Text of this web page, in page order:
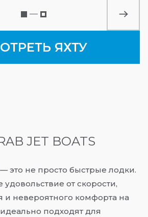
ЯХТУ
ЯХТУ
JET BOATS
это не просто быстрые лодки.
от скорости,
и невероятного комфорта на
подходят для